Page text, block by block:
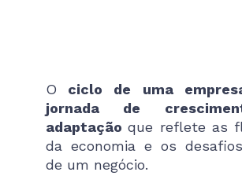
O ciclo de uma
jornada de
adaptaçãoque reflete as
da economia e os
de um negócio.